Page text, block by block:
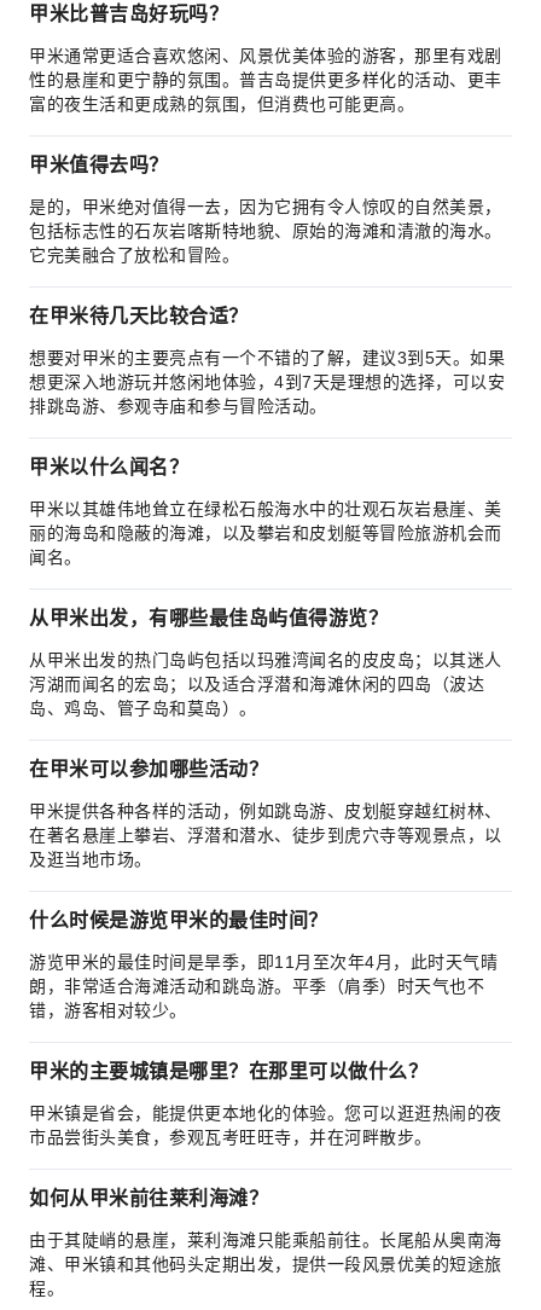
甲米比普吉岛好玩吗？
甲米通常更适合喜欢悠闲、风景优美体验的游客，那里有戏剧
性的悬崖和更宁静的氛围。普吉岛提供更多样化的活动、更丰
富的夜生活和更成熟的氛围，但消费也可能更高。
甲米值得去吗？
是的，甲米绝对值得一去，因为它拥有令人惊叹的自然美景，
包括标志性的石灰岩喀斯特地貌、原始的海滩和清澈的海水。
它完美融合了放松和冒险。
在甲米待几天比较合适？
想要对甲米的主要亮点有一个不错的了解，建议3到5天。如果
想更深入地游玩并悠闲地体验，4到7天是理想的选择，可以安
排跳岛游、参观寺庙和参与冒险活动。
甲米以什么闻名？
甲米以其雄伟地耸立在绿松石般海水中的壮观石灰岩悬崖、美
丽的海岛和隐蔽的海滩，以及攀岩和皮划艇等冒险旅游机会而
闻名。
从甲米出发，有哪些最佳岛屿值得游览？
从甲米出发的热门岛屿包括以玛雅湾闻名的皮皮岛；以其迷人
泻湖而闻名的宏岛；以及适合浮潜和海滩休闲的四岛（波达
岛、鸡岛、管子岛和莫岛）。
在甲米可以参加哪些活动？
甲米提供各种各样的活动，例如跳岛游、皮划艇穿越红树林、
在著名悬崖上攀岩、浮潜和潜水、徒步到虎穴寺等观景点，以
及逛当地市场。
什么时候是游览甲米的最佳时间？
游览甲米的最佳时间是旱季，即11月至次年4月，此时天气晴
朗，非常适合海滩活动和跳岛游。平季（肩季）时天气也不
错，游客相对较少。
甲米的主要城镇是哪里？在那里可以做什么？
甲米镇是省会，能提供更本地化的体验。您可以逛逛热闹的夜
市品尝街头美食，参观瓦考旺旺寺，并在河畔散步。
如何从甲米前往莱利海滩？
由于其陡峭的悬崖，莱利海滩只能乘船前往。长尾船从奥南海
滩、甲米镇和其他码头定期出发，提供一段风景优美的短途旅
程。